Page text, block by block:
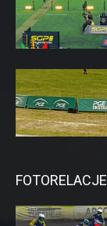
FOTORELACJE